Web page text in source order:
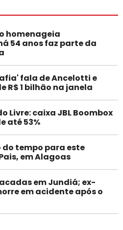
homenageia
54 anos faz parte da
fala de Ancelotti e
R$ 1 bilhão na janela
Livre: caixa JBL Boombox
até 53%
tempo para este
em Alagoas
em Jundiá; ex-
em acidente após o